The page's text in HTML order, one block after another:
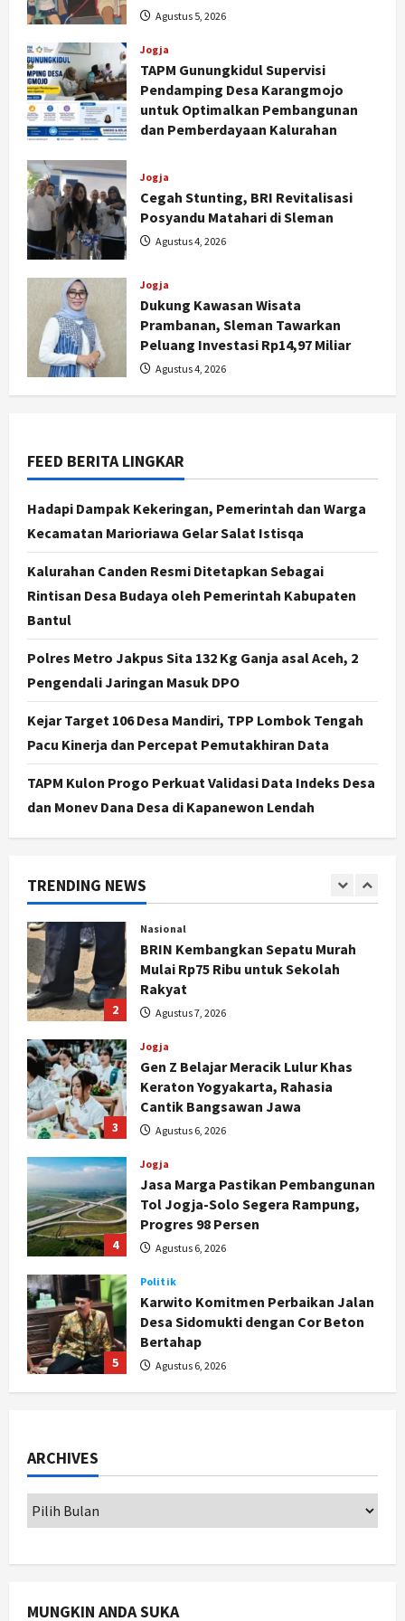
Agustus 5, 2026
Jogja
TAPM Gunungkidul Supervisi
Pendamping Desa Karangmojo
untuk Optimalkan Pembangunan
dan Pemberdayaan Kalurahan
Jogja
Cegah Stunting, BRI Revitalisasi
Posyandu Matahari di Sleman
Agustus 4, 2026
Jogja
Dukung Kawasan Wisata
Prambanan, Sleman Tawarkan
Peluang Investasi Rp14,97 Miliar
Agustus 4, 2026
FEED BERITA LINGKAR
Hadapi Dampak Kekeringan, Pemerintah dan Warga
Kecamatan Marioriawa Gelar Salat Istisqa
Kalurahan Canden Resmi Ditetapkan Sebagai
Rintisan Desa Budaya oleh Pemerintah Kabupaten
Bantul
Polres Metro Jakpus Sita 132 Kg Ganja asal Aceh, 2
Pengendali Jaringan Masuk DPO
Kejar Target 106 Desa Mandiri, TPP Lombok Tengah
Pacu Kinerja dan Percepat Pemutakhiran Data
TAPM Kulon Progo Perkuat Validasi Data Indeks Desa
dan Monev Dana Desa di Kapanewon Lendah
TRENDING NEWS
Nasional
BRIN Kembangkan Sepatu Murah
Rakyat
3
Jogja
Gen Z Belajar Meracik Lulur Khas
Cantik Bangsawan Jawa
Agustus 6, 2026
4
Jogja
Jasa Marga Pastikan Pembangunan
Progres 98 Persen
Agustus 6, 2026
Politik
Karwito Komitmen Perbaikan Jalan
Desa Sidomukti dengan Cor Beton
Bertahap
Agustus 6, 2026
1
Politik
2
Nasional
BRIN Kembangkan Sepatu Murah
Mulai Rp75 Ribu untuk Sekolah
Rakyat
Agustus 7, 2026
3
Jogja
Gen Z Belajar Meracik Lulur Khas
Keraton Yogyakarta, Rahasia
Cantik Bangsawan Jawa
Agustus 6, 2026
4
Jogja
Jasa Marga Pastikan Pembangunan
Tol Jogja-Solo Segera Rampung,
Progres 98 Persen
Agustus 6, 2026
5
Politik
Karwito Komitmen Perbaikan Jalan
Desa Sidomukti dengan Cor Beton
Bertahap
Agustus 6, 2026
1
ARCHIVES
MUNGKIN ANDA SUKA